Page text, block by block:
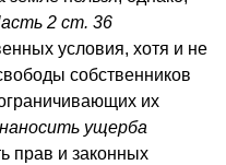
2 ст. 36
условия, хотя и не
собственников
их
ущерба
прав и законных